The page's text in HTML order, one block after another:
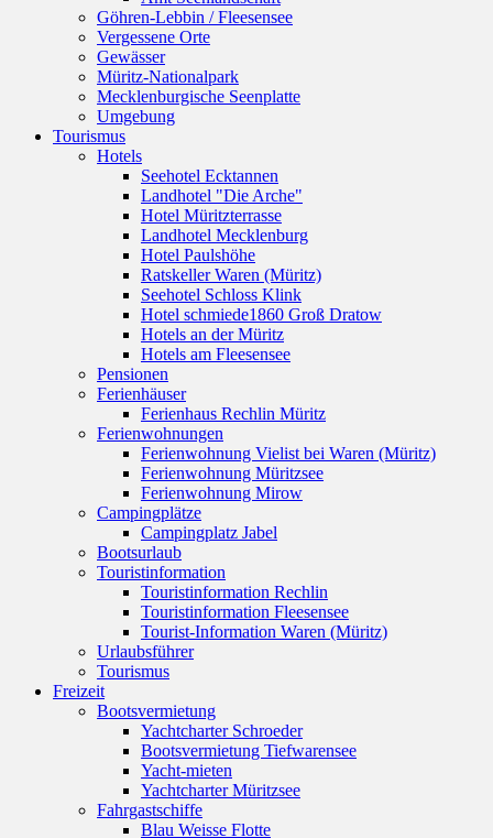
Göhren-Lebbin / Fleesensee
Vergessene Orte
Gewässer
Müritz-Nationalpark
Mecklenburgische Seenplatte
Umgebung
Tourismus
Hotels
Seehotel Ecktannen
Landhotel "Die Arche"
Hotel Müritzterrasse
Landhotel Mecklenburg
Hotel Paulshöhe
Ratskeller Waren (Müritz)
Seehotel Schloss Klink
Hotel schmiede1860 Groß Dratow
Hotels an der Müritz
Hotels am Fleesensee
Pensionen
Ferienhäuser
Ferienhaus Rechlin Müritz
Ferienwohnungen
Ferienwohnung Vielist bei Waren (Müritz)
Ferienwohnung Müritzsee
Ferienwohnung Mirow
Campingplätze
Campingplatz Jabel
Bootsurlaub
Touristinformation
Touristinformation Rechlin
Touristinformation Fleesensee
Tourist-Information Waren (Müritz)
Urlaubsführer
Tourismus
Freizeit
Bootsvermietung
Yachtcharter Schroeder
Bootsvermietung Tiefwarensee
Yacht-mieten
Yachtcharter Müritzsee
Fahrgastschiffe
Blau Weisse Flotte